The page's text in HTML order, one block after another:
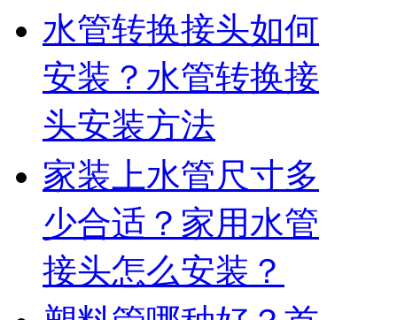
水管转换接头如何
安装？水管转换接
头安装方法
家装上水管尺寸多
少合适？家用水管
接头怎么安装？